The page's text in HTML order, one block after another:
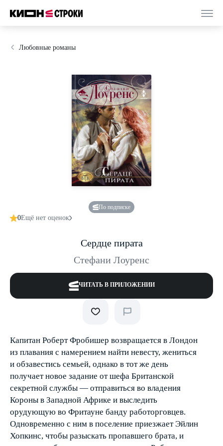
Любовные романы
По подписке
0Ещё нет оценок
Сердце пирата
Стефани Лоуренс
ЧИТАТЬ В ПРИЛОЖЕНИИ
Капитан Роберт Фробишер возвращается в Лондон
из плавания с намерением найти невесту, жениться
и обзавестись семьей, однако в тот же день
получает новое задание от шефа Британской
секретной службы — отправиться во владения
Короны в Западной Африке и выследить
орудующую во Фритауне банду работорговцев.
Одно­временно с ним в поселение приезжает Эйлин
Хопкинс, чтобы ра­зыскать пропавшего брата, и